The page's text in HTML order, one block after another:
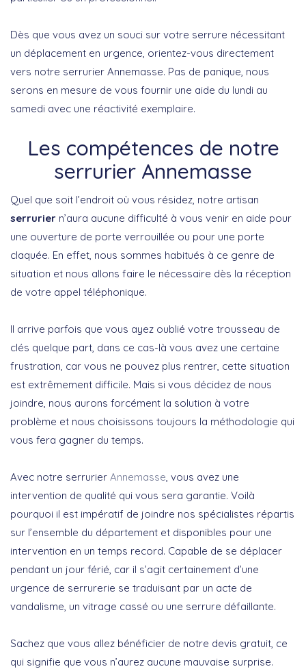
Dès que vous avez un souci sur votre serrure nécessitant
un déplacement en urgence, orientez-vous directement
vers notre serrurier Annemasse. Pas de panique, nous
serons en mesure de vous fournir une aide du lundi au
samedi avec une réactivité exemplaire.
Les compétences de notre
serrurier Annemasse
Quel que soit l’endroit où vous résidez, notre artisan
serrurier n’aura aucune difficulté à vous venir en aide pour
une ouverture de porte verrouillée ou pour une porte
claquée. En effet, nous sommes habitués à ce genre de
situation et nous allons faire le nécessaire dès la réception
de votre appel téléphonique.
Il arrive parfois que vous ayez oublié votre trousseau de
clés quelque part, dans ce cas-là vous avez une certaine
frustration, car vous ne pouvez plus rentrer, cette situation
est extrêmement difficile. Mais si vous décidez de nous
joindre, nous aurons forcément la solution à votre
problème et nous choisissons toujours la méthodologie qui
vous fera gagner du temps.
Avec notre serrurier Annemasse , vous avez une
intervention de qualité qui vous sera garantie. Voilà
pourquoi il est impératif de joindre nos spécialistes répartis
sur l’ensemble du département et disponibles pour une
intervention en un temps record. Capable de se déplacer
pendant un jour férié, car il s’agit certainement d’une
urgence de serrurerie se traduisant par un acte de
vandalisme, un vitrage cassé ou une serrure défaillante.
Sachez que vous allez bénéficier de notre devis gratuit, ce
qui signifie que vous n’aurez aucune mauvaise surprise.